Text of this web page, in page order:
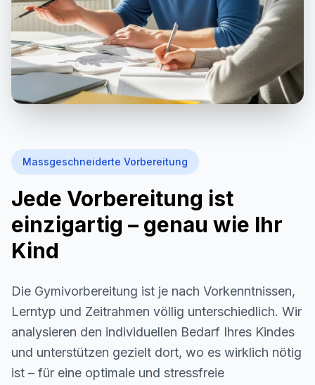
Massgeschneiderte Vorbereitung
Jede Vorbereitung ist
einzigartig – genau wie Ihr
Kind
Die Gymivorbereitung ist je nach Vorkenntnissen,
Lerntyp und Zeitrahmen völlig unterschiedlich. Wir
analysieren den individuellen Bedarf Ihres Kindes
und unterstützen gezielt dort, wo es wirklich nötig
ist – für eine optimale und stressfreie